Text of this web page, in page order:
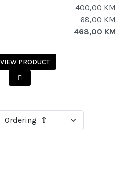
400,00 KM
68,00 KM
468,00 KM
VIEW PRODUCT